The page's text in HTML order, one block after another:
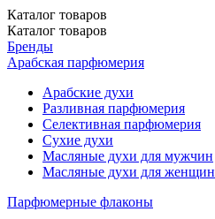
Каталог товаров
Каталог товаров
Бренды
Арабская парфюмерия
Арабские духи
Разливная парфюмерия
Селективная парфюмерия
Сухие духи
Масляные духи для мужчин
Масляные духи для женщин
Парфюмерные флаконы